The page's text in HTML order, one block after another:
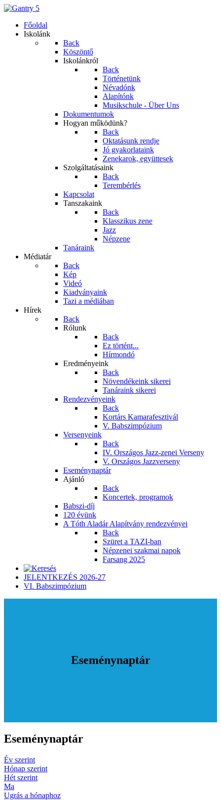
Főoldal
Iskolánk
Back
Köszöntő
Iskolánkról
Back
Történetünk
Névadónk
Alapítónk
Musikschule - Über Uns
Dokumentumok
Hogyan működünk?
Back
Oktatásunk rendje
Jó gyakorlataink
Zenekarok, együttesek
Szolgáltatásaink
Back
Terembérlés
Kapcsolat
Tanszakaink
Back
Klasszikus zene
Jazz
Népzene
Tanáraink
Médiatár
Back
Kép
Videó
Kiadványaink
Tazi a médiában
Hírek
Back
Rólunk
Back
Ez történt...
Hírmondó
Eredményeink
Back
Növendékeink sikerei
Tanáraink sikerei
Rendezvényeink
Back
Kortárs Kamarafesztivál
V. Babszimpózium
Versenyeink
Back
IV. Országos Jazz-zenei Verseny
V. Országos Jazzverseny
Eseménynaptár
Ajánló
Back
Koncertek, programok
Babszi-díj
120 évünk
A Tóth Aladár Alapítvány rendezvényei
Back
Szüret a TAZI-ban
Népzenei szakmai napok
Farsang 2025
JELENTKEZÉS 2026-27
VI. Babszimpózium
Eseménynaptár
Eseménynaptár
Év szerint
Hónap szerint
Hét szerint
Ma
Ugrás a hónaphoz